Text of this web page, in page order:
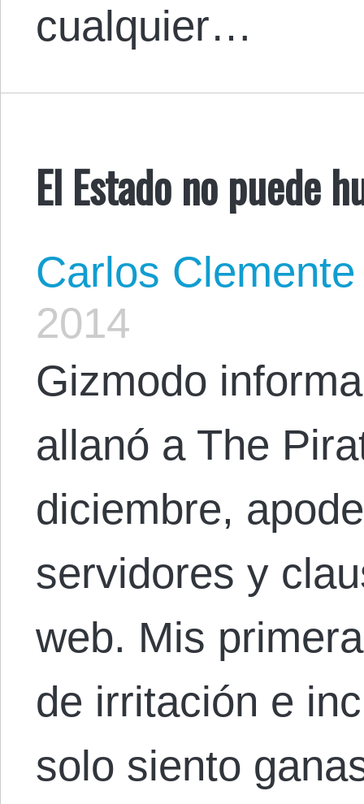
cualquier…
El Estado no puede
Carlos Clemente
2014
Gizmodo
allanó a The
diciembre,
servidores y
web. Mis
de irritación e
solo siento